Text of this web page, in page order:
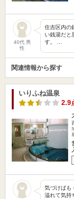
40代 男
性
住吉区内の
い銭湯だと
す。 …
関連情報から探す
いりふね温泉
2.9
気づけばも
溢れて気持